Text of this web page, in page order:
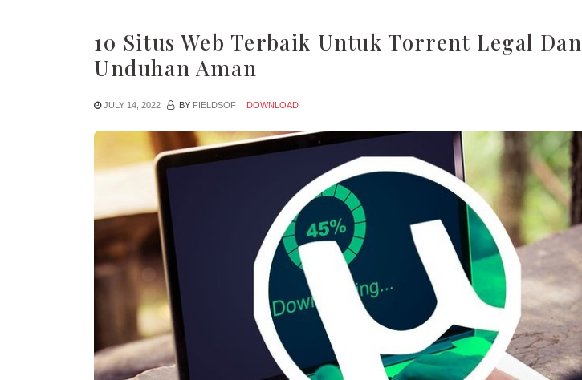
10 Situs Web Terbaik Untuk Torrent Legal Dan
Unduhan Aman
JULY 14, 2022 BY FIELDSOF DOWNLOAD